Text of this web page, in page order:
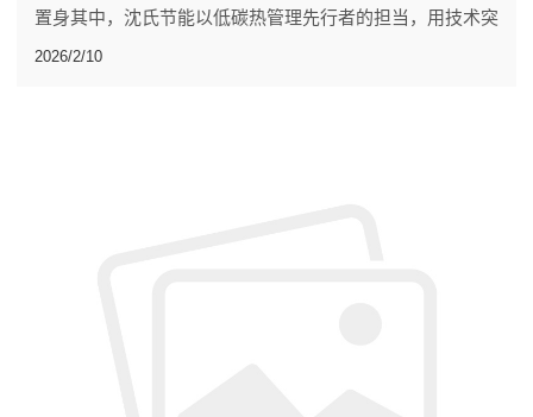
置身其中，沈氏节能以低碳热管理先行者的担当，用技术突
破、落地成果，为行业发展添砖加瓦。
2026/2/10